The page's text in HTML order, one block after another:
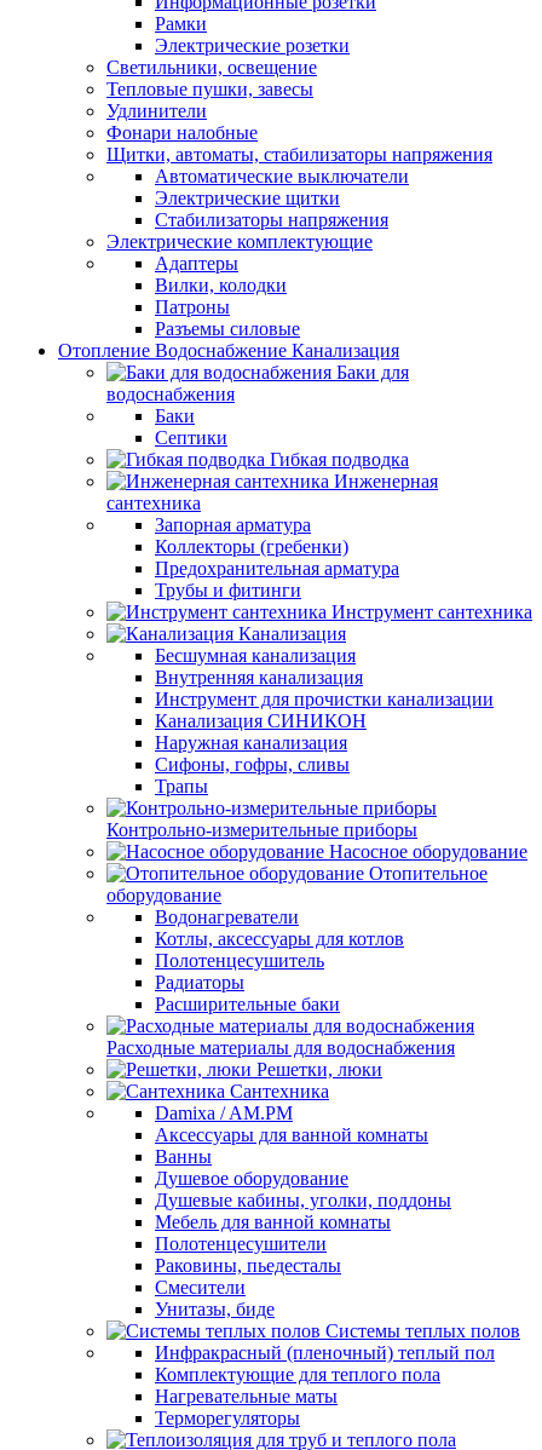
Рамки
Электрические розетки
Светильники, освещение
Тепловые пушки, завесы
Удлинители
Фонари налобные
Щитки, автоматы, стабилизаторы напряжения
Автоматические выключатели
Электрические щитки
Стабилизаторы напряжения
Электрические комплектующие
Адаптеры
Вилки, колодки
Патроны
Разъемы силовые
Отопление Водоснабжение Канализация
Баки для
водоснабжения
Баки
Септики
Гибкая подводка
Инженерная
сантехника
Запорная арматура
Коллекторы (гребенки)
Предохранительная арматура
Трубы и фитинги
Инструмент сантехника
Канализация
Бесшумная канализация
Внутренняя канализация
Инструмент для прочистки канализации
Канализация СИНИКОН
Наружная канализация
Сифоны, гофры, сливы
Трапы
Контрольно-измерительные приборы
Насосное оборудование
Отопительное
оборудование
Водонагреватели
Котлы, аксессуары для котлов
Полотенцесушитель
Радиаторы
Расширительные баки
Расходные материалы для водоснабжения
Решетки, люки
Сантехника
Damixa / AM.PM
Аксессуары для ванной комнаты
Ванны
Душевое оборудование
Душевые кабины, уголки, поддоны
Мебель для ванной комнаты
Полотенцесушители
Раковины, пьедесталы
Смесители
Унитазы, биде
Системы теплых полов
Инфракрасный (пленочный) теплый пол
Комплектующие для теплого пола
Нагревательные маты
Терморегуляторы